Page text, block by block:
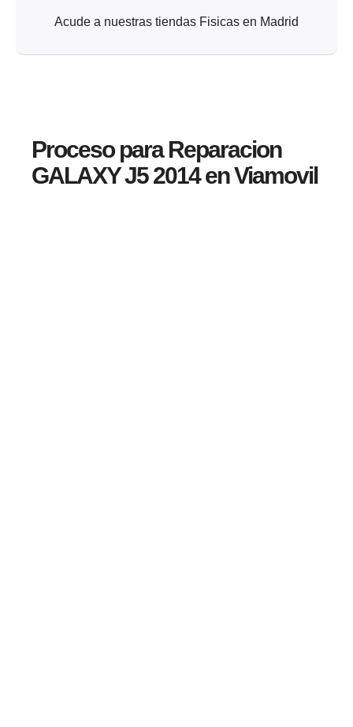
Acude a nuestras tiendas Fisicas en Madrid
Proceso para Reparacion
GALAXY J5 2014 en Viamovil